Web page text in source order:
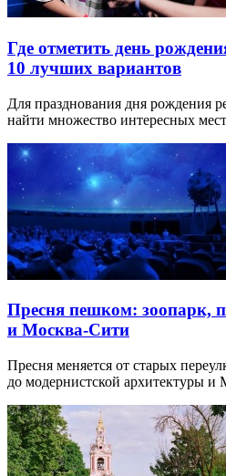
Где отметить день
10 лучших вариантов
Для празднования дня рождения
найти множество интересных
Пресня пешком: зоопарк,
и Москва-Сити
Пресня меняется от старых
до модернистской архитектуры и